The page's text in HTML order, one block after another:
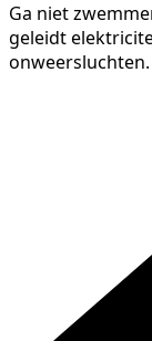
Ga niet
geleidt
onweersluchten.